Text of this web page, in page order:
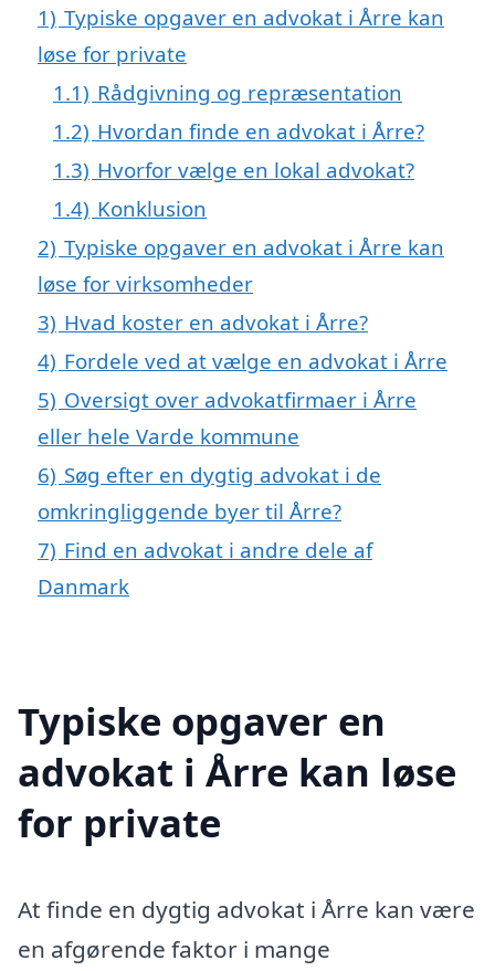
1) Typiske opgaver en advokat i Årre kan
løse for private
1.1) Rådgivning og repræsentation
1.2) Hvordan finde en advokat i Årre?
1.3) Hvorfor vælge en lokal advokat?
1.4) Konklusion
2) Typiske opgaver en advokat i Årre kan
løse for virksomheder
3) Hvad koster en advokat i Årre?
4) Fordele ved at vælge en advokat i Årre
5) Oversigt over advokatfirmaer i Årre
eller hele Varde kommune
6) Søg efter en dygtig advokat i de
omkringliggende byer til Årre?
7) Find en advokat i andre dele af
Danmark
Typiske opgaver en
advokat i Årre kan løse
for private
At finde en dygtig advokat i Årre kan være
en afgørende faktor i mange